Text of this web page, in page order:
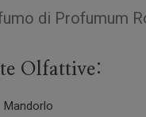
di Profumum
Olfattive:
Mandorlo